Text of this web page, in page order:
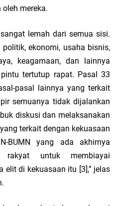
mereka.
lemah dari semua sisi.
ekonomi, usaha bisnis,
keagamaan, dan lainnya
tertutup rapat. Pasal 33
pasal lainnya yang terkait
semuanya tidak dijalankan
diskusi dan melaksanakan
terkait dengan kekuasaan
BUMN yang ada akhirnya
untuk membiayai
elit di kekuasaan itu [3],” jelas